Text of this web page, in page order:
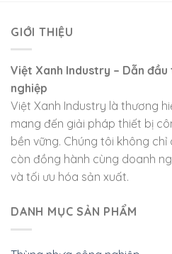
GIỚI THIỆU
Việt Xanh Industry – Dẫn
nghiệp
Việt Xanh Industry là thương
mang đến giải pháp thiết bị
bền vững. Chúng tôi không
còn đồng hành cùng doanh
và tối ưu hóa sản xuất.
DANH MỤC SẢN PHẨM